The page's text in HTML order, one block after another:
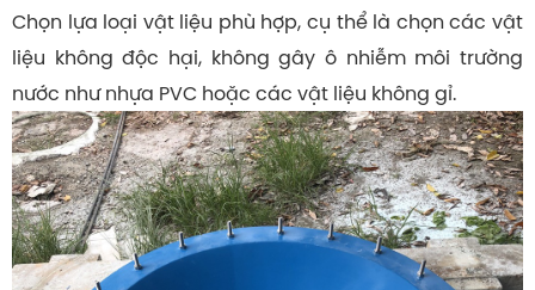
Chọn lựa loại vật liệu phù hợp, cụ thể là chọn các vật
liệu không độc hại, không gây ô nhiễm môi trường
nước như nhựa PVC hoặc các vật liệu không gỉ.